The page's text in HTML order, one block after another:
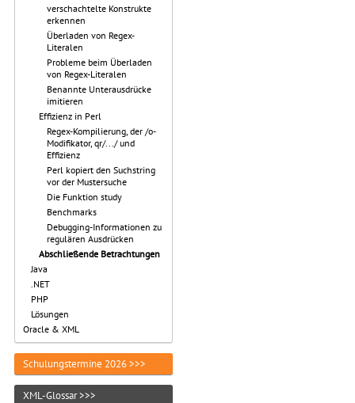
verschachtelte Konstrukte
erkennen
Überladen von Regex-
Literalen
Probleme beim Überladen
von Regex-Literalen
Benannte Unterausdrücke
imitieren
Effizienz in Perl
Regex-Kompilierung, der /o-
Modifikator, qr/.../ und
Effizienz
Perl kopiert den Suchstring
vor der Mustersuche
Die Funktion study
Benchmarks
Debugging-Informationen zu
regulären Ausdrücken
Abschließende Betrachtungen
Java
.NET
PHP
Lösungen
Oracle & XML
Schulungstermine 2026 >>>
XML-Glossar >>>